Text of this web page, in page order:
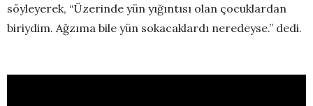
söyleyerek, “Üzerinde yün yığıntısı olan çocuklardan
biriydim. Ağzıma bile yün sokacaklardı neredeyse.” dedi.